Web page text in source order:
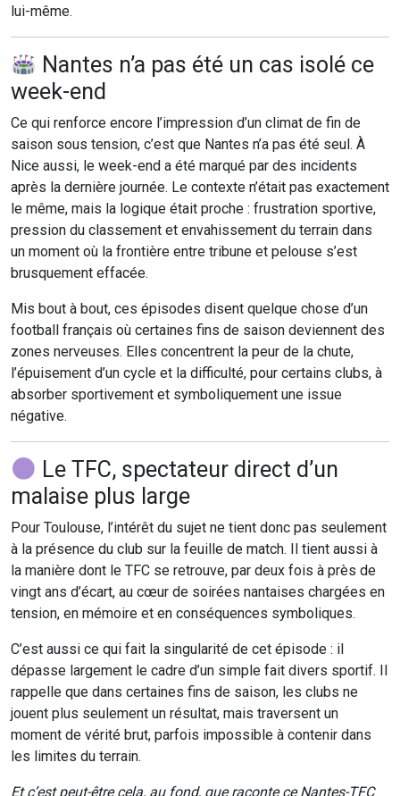
lui-même.
Nantes n’a pas été un cas isolé ce
week-end
Ce qui renforce encore l’impression d’un climat de fin de
saison sous tension, c’est que Nantes n’a pas été seul. À
Nice aussi, le week-end a été marqué par des incidents
après la dernière journée. Le contexte n’était pas exactement
le même, mais la logique était proche : frustration sportive,
pression du classement et envahissement du terrain dans
un moment où la frontière entre tribune et pelouse s’est
brusquement effacée.
Mis bout à bout, ces épisodes disent quelque chose d’un
football français où certaines fins de saison deviennent des
zones nerveuses. Elles concentrent la peur de la chute,
l’épuisement d’un cycle et la difficulté, pour certains clubs, à
absorber sportivement et symboliquement une issue
négative.
Le TFC, spectateur direct d’un
malaise plus large
Pour Toulouse, l’intérêt du sujet ne tient donc pas seulement
à la présence du club sur la feuille de match. Il tient aussi à
la manière dont le TFC se retrouve, par deux fois à près de
vingt ans d’écart, au cœur de soirées nantaises chargées en
tension, en mémoire et en conséquences symboliques.
C’est aussi ce qui fait la singularité de cet épisode : il
dépasse largement le cadre d’un simple fait divers sportif. Il
rappelle que dans certaines fins de saison, les clubs ne
jouent plus seulement un résultat, mais traversent un
moment de vérité brut, parfois impossible à contenir dans
les limites du terrain.
Et c’est peut-être cela, au fond, que raconte ce Nantes-TFC